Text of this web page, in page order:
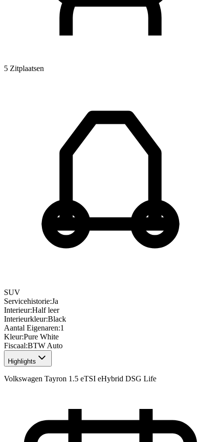
5 Zitplaatsen
SUV
Servicehistorie:Ja
Interieur:Half leer
Interieurkleur:Black
Aantal Eigenaren:1
Kleur:Pure White
Fiscaal:BTW Auto
Highlights
Volkswagen Tayron 1.5 eTSI eHybrid DSG Life